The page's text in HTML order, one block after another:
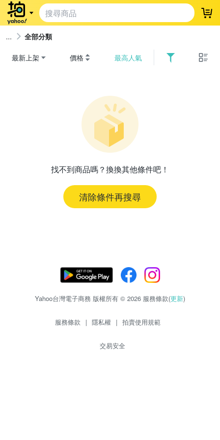
登
全部分類
最新上架 價格 最高人氣
找不到商品嗎？換換其他條件吧！
清除條件再搜尋
Yahoo台灣電子商務 版權所有 © 2026 服務條款(更新)
服務條款 | 隱私權 | 拍賣使用規範
交易安全